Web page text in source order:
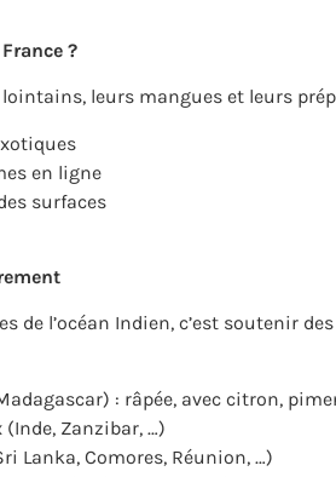
?
lointains, leurs mangues et leurs
en ligne
surfaces
de l’océan Indien, c’est soutenir
: râpée, avec citron,
Zanzibar, …)
Lanka, Comores, Réunion, …)